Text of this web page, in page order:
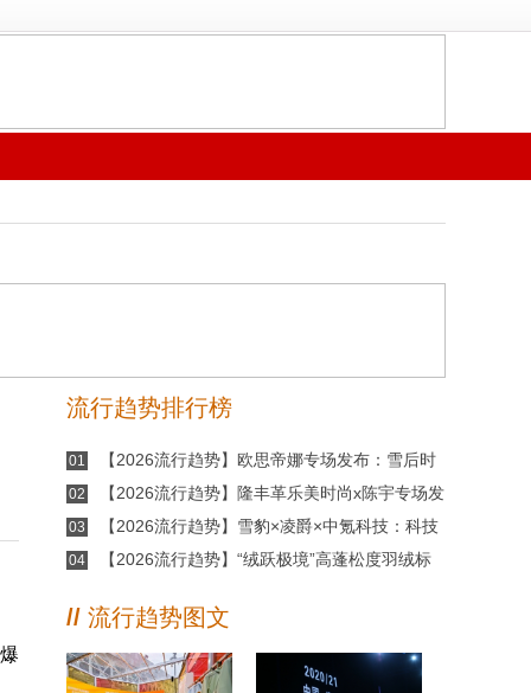
流行趋势排行榜
01
【2026流行趋势】欧思帝娜专场发布：雪后时
刻，重构冬日松弛美学
02
【2026流行趋势】隆丰革乐美时尚x陈宇专场发
布：「时间折叠」重塑材料美学
03
【2026流行趋势】雪豹×凌爵×中氪科技：科技
赋能，革新未来
04
【2026流行趋势】“绒跃极境”高蓬松度羽绒标
// 流行趋势图文